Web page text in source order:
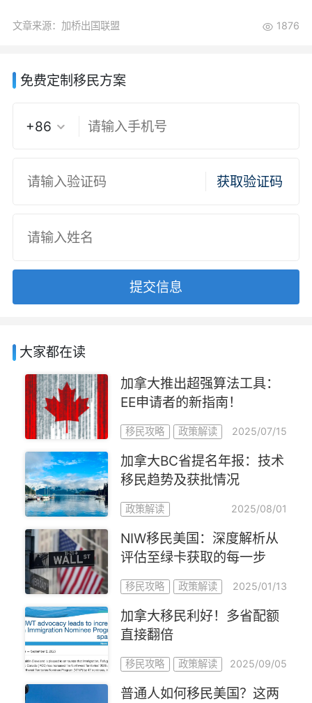
文章来源：加桥出国联盟 1876
免费定制移民方案
+86
获取验证码
提交信息
大家都在读
加拿大推出超强算法工具：
EE申请者的新指南！
移民攻略 政策解读 2025/07/15
加拿大BC省提名年报：技术
移民趋势及获批情况
政策解读 2025/08/01
NIW移民美国：深度解析从
评估至绿卡获取的每一步
移民攻略 政策解读 2025/01/13
加拿大移民利好！多省配额
直接翻倍
移民攻略 政策解读 2025/09/05
普通人如何移民美国？这两